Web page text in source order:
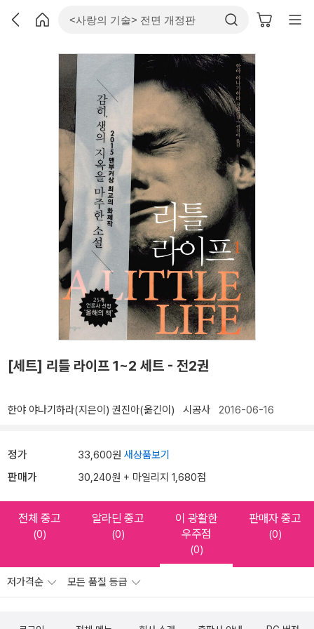
[세트] 리틀 라이프 1~2 세트 - 전2권
한야 야나기하라(지은이) 권진아(옮긴이) 시공사 2016-06-16
정가 33,600원 새상품보기
판매가 30,240원 + 마일리지 1,680점
전체 중고
(0)
알라딘 중고
(0)
이 광활한
우주점
(0)
판매자 중고
(0)
저가격순 모든 품질 등급